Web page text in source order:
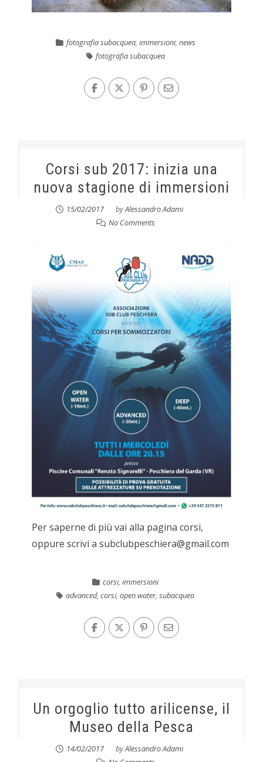
fotografia subacquea, immersioni, news
fotografia subacquea
Corsi sub 2017: inizia una
nuova stagione di immersioni
15/02/2017 byAlessandro Adami
No Comments
Per saperne di più vai alla pagina corsi,
oppure scrivi a subclubpeschiera@gmail.com
corsi,immersioni
advanced,corsi,open water,subacquea
Un orgoglio tutto arilicense, il
Museo della Pesca
14/02/2017 byAlessandro Adami